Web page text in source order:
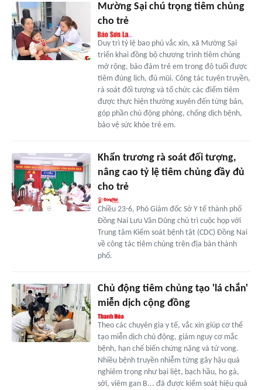
Mường Sại chú trọng tiêm chủng
cho trẻ
Duy trì tỷ lệ bao phủ vắc xin, xã Mường Sại
triển khai đồng bộ chương trình tiêm chủng
mở rộng, bảo đảm trẻ em trong độ tuổi được
tiêm đúng lịch, đủ mũi. Công tác tuyên truyền,
rà soát đối tượng và tổ chức các điểm tiêm
được thực hiện thường xuyên đến từng bản,
góp phần chủ động phòng, chống dịch bệnh,
bảo vệ sức khỏe trẻ em.
Khẩn trương rà soát đối tượng,
nâng cao tỷ lệ tiêm chủng đầy đủ
cho trẻ
Chiều 23-6, Phó Giám đốc Sở Y tế thành phố
Đồng Nai Lưu Văn Dũng chủ trì cuộc họp với
Trung tâm Kiểm soát bệnh tật (CDC) Đồng Nai
về công tác tiêm chủng trên địa bàn thành
phố.
Chủ động tiêm chủng tạo 'lá chắn'
miễn dịch cộng đồng
Theo các chuyên gia y tế, vắc xin giúp cơ thể
tạo miễn dịch chủ động, giảm nguy cơ mắc
bệnh, hạn chế biến chứng nặng và tử vong.
Nhiều bệnh truyền nhiễm từng gây hậu quả
nghiêm trọng như bại liệt, bạch hầu, ho gà,
sởi, viêm gan B... đã được kiểm soát hiệu quả